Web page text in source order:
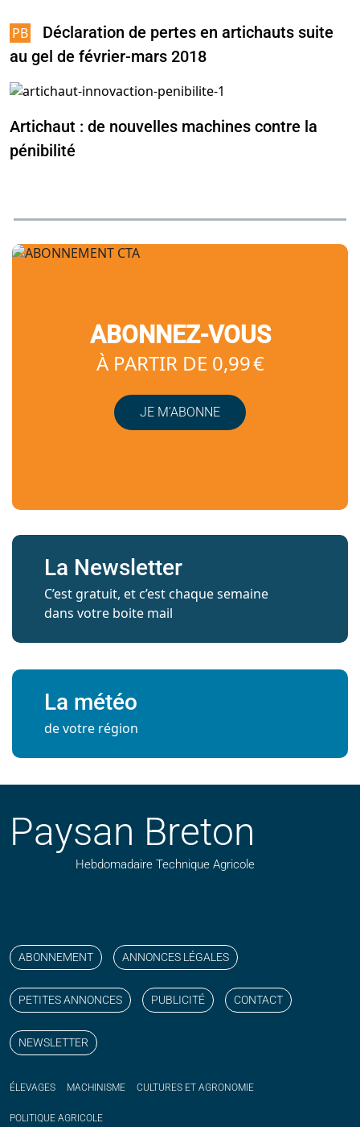
Déclaration de pertes en artichauts suite
au gel de février-mars 2018
Artichaut : de nouvelles machines contre la
pénibilité
ABONNEZ-VOUS
À PARTIR DE 0,99 €
JE M’ABONNE
La Newsletter
C’est gratuit, et c’est chaque semaine
dans votre boite mail
La météo
de votre région
Paysan Breton
Hebdomadaire Technique Agricole
ABONNEMENT ANNONCES LÉGALES
PETITES ANNONCES PUBLICITÉ CONTACT
NEWSLETTER
ÉLEVAGES MACHINISME CULTURES ET AGRONOMIE
POLITIQUE AGRICOLE